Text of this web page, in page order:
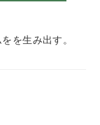
を生み出す。